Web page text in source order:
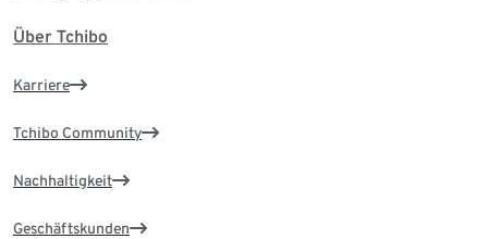
Über Tchibo
Karriere
Tchibo Community
Nachhaltigkeit
Geschäftskunden